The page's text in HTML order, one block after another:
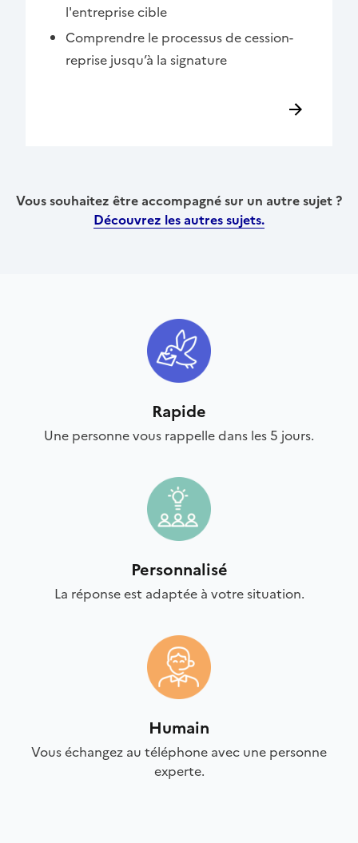
l'entreprise cible
Comprendre le processus de cession-
reprise jusqu’à la signature
Vous souhaitez être accompagné sur un autre sujet ?
Découvrez les autres sujets.
Rapide
Une personne vous rappelle dans les 5 jours.
Personnalisé
La réponse est adaptée à votre situation.
Humain
Vous échangez au téléphone avec une personne
experte.